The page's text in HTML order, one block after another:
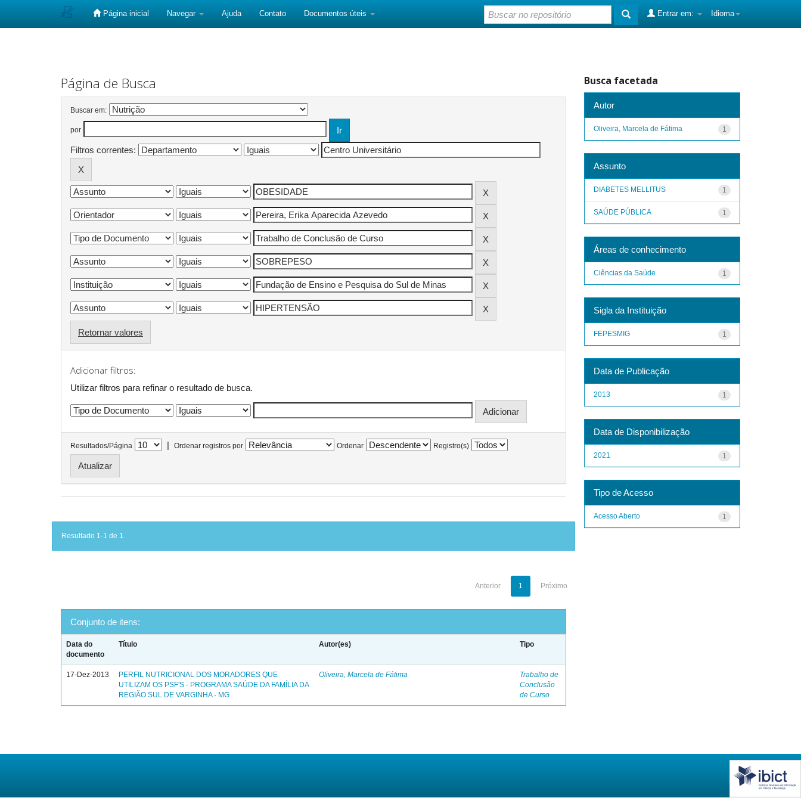
Página inicial Navegar Ajuda Contato Documentos úteis Idioma
Entrar em:
Página de Busca
Buscar em:
por
Filtros correntes:
Retornar valores
Adicionar filtros:
Utilizar filtros para refinar o resultado de busca.
Resultados/Página | Ordenar registros por Ordenar Registro(s)
Resultado 1-1 de 1.
Anterior 1 Próximo
Conjunto de itens:
Data do
documento
Título Autor(es) Tipo
17-Dez-2013
PERFIL NUTRICIONAL DOS MORADORES QUE
UTILIZAM OS PSF'S - PROGRAMA SAÚDE DA FAMÍLIA DA
REGIÃO SUL DE VARGINHA - MG
Oliveira, Marcela de Fátima
Trabalho de
Conclusão
de Curso
Busca facetada
Autor
1
Oliveira, Marcela de Fátima
Assunto
1
DIABETES MELLITUS
1
SAÚDE PÚBLICA
Áreas de conhecimento
1
Ciências da Saúde
Sigla da Instituição
1
FEPESMIG
Data de Publicação
1
2013
Data de Disponibilização
1
2021
Tipo de Acesso
1
Acesso Aberto